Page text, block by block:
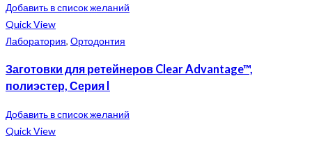
Добавить в список желаний
Quick View
Лаборатория, Ортодонтия
Заготовки для ретейнеров Clear Advantage™,
полиэстер, Серия I
Добавить в список желаний
Quick View